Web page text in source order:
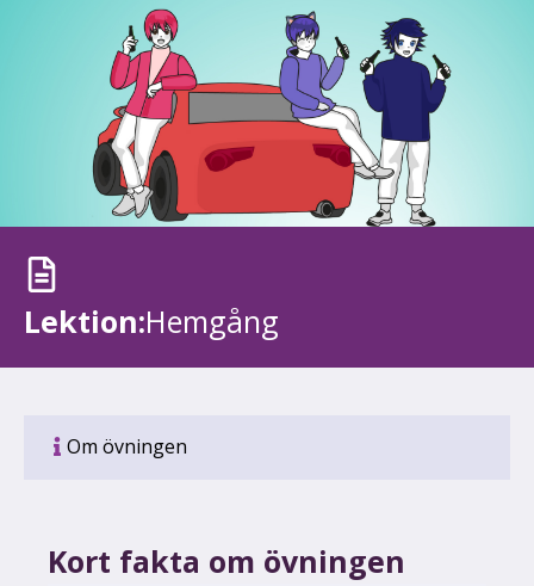
Lektion:Hemgång
Om övningen
Kort fakta om övningen